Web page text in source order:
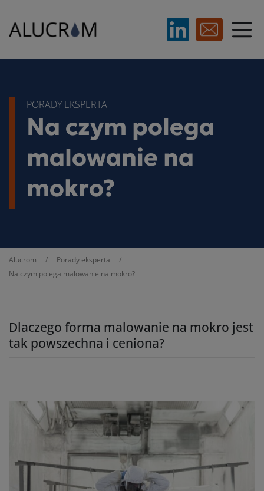
PORADY EKSPERTA
Na czym polega
malowanie na
mokro?
Alucrom / Porady eksperta
/
Na czym polega malowanie na mokro?
Dlaczego forma malowanie na mokro jest
tak powszechna i ceniona?